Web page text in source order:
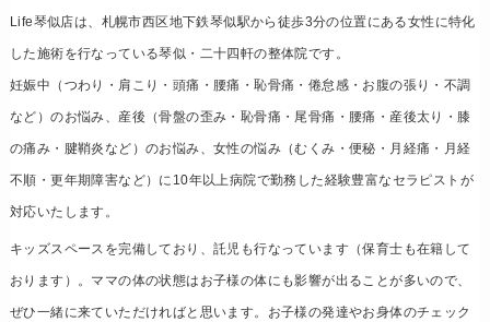
Life琴似店は、札幌市西区地下鉄琴似駅から徒歩3分の位置にある女性に特化
した施術を行なっている琴似・二十四軒の整体院です。
妊娠中（つわり・肩こり・頭痛・腰痛・恥骨痛・倦怠感・お腹の張り・不調
など）のお悩み、産後（骨盤の歪み・恥骨痛・尾骨痛・腰痛・産後太り・膝
の痛み・腱鞘炎など）のお悩み、女性の悩み（むくみ・便秘・月経痛・月経
不順・更年期障害など）に10年以上病院で勤務した経験豊富なセラピストが
対応いたします。
キッズスペースを完備しており、託児も行なっています（保育士も在籍して
おります ）。ママの体の状態はお子様の体にも影響が出ることが多いので、
ぜひ一緒に来ていただければと思います。お子様の発達やお身体のチェック